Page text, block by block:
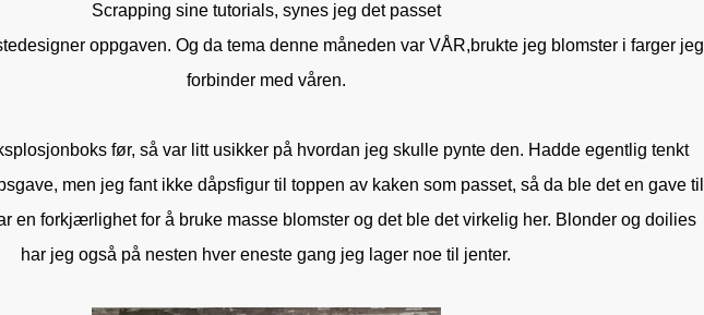
Scrapping sine tutorials, synes jeg det passet
oppgaven. Og da tema denne måneden var VÅR,brukte jeg blomster i farger jeg
forbinder med våren.
før, så var litt usikker på hvordan jeg skulle pynte den. Hadde egentlig tenkt
men jeg fant ikke dåpsfigur til toppen av kaken som passet, så da ble det en gave til
en forkjærlighet for å bruke masse blomster og det ble det virkelig her. Blonder og doilies
har jeg også på nesten hver eneste gang jeg lager noe til jenter.